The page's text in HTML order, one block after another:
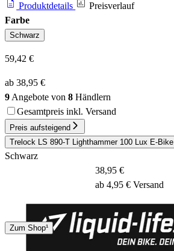
Produktdetails
Preisverlauf
Farbe
Schwarz
59,42 €
ab 38,95 €
9 Angebote von 8 Händlern
Gesamtpreis inkl. Versand
Preis aufsteigend
Trelock LS 890-T Lighthammer 100 Lux E-Bike
Schwarz
DHL
38,95 €
ab 4,95 € Versand
Zum Shop¹